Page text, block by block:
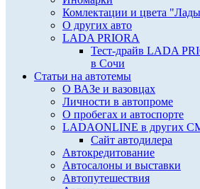
Комлектации и цвета
О других авто
LADA PRIORA
Тест-драйв LADA
в Сочи
Статьи на автотемы
О ВАЗе и вазовцах
Личности в автопроме
О пробегах и автоспорте
LADAONLINE в других
Сайт автодилера
Автокредитование
Автосалоны и выставки
Автопутешествия